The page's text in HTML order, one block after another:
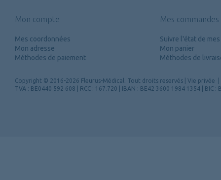
Mon compte
Mes coordonnées
Mon adresse
Méthodes de paiement
Mes commandes
Suivre l'état de
Mon panier
Méthodes de
Copyright © 2016-2026 Fleurus-Médical. Tout droits reservés Vie privée
TVA : BE0440 592 608 | RCC : 167.720 | IBAN : BE42 3600 1984 1354 | BIC :